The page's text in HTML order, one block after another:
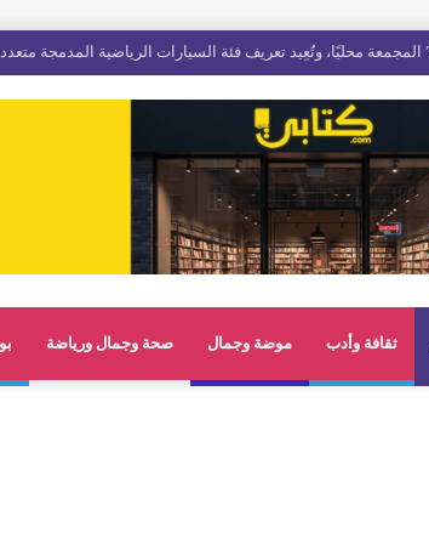
ثقافة وأدب موضة وجمال صحة وجمال ورياضة